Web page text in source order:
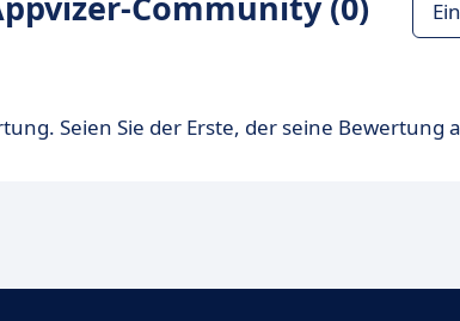
Seien Sie der Erste, der seine Bewertung